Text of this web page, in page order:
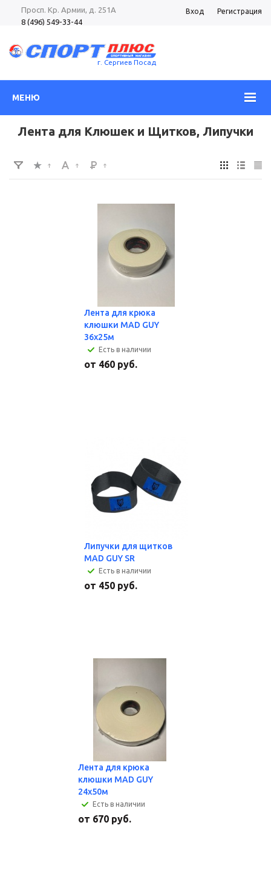
Просп. Кр. Армии, д. 251А
8 (496) 549-33-44
Просп. Кр. Армии, д. 105
8 (496) 540-52-62
Вход Регистрация
г. Сергиев Посад
МЕНЮ
Лента для Клюшек и Щитков, Липучки
Лента для крюка
клюшки MAD GUY
36х25м
Есть в наличии
от 460 руб.
Липучки для щитков
MAD GUY SR
Есть в наличии
от 450 руб.
Лента для крюка
клюшки MAD GUY
24х50м
Есть в наличии
от 670 руб.